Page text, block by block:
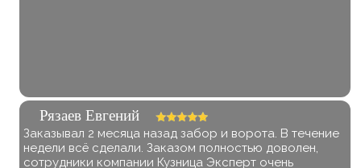
Рязаев Евгений
Заказывал 2 месяца назад забор и ворота. В течение
недели всё сделали. Заказом полностью доволен,
сотрудники компании Кузница Эксперт очень